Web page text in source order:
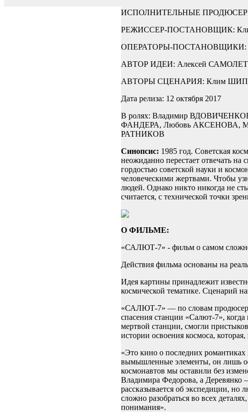
ИСПОЛНИТЕЛЬНЫЕ
РЕЖИССЕР-ПОСТАНОВЩИК:
ОПЕРАТОРЫ-ПОСТАНОВЩИКИ:
АВТОР ИДЕИ: Алексей
АВТОРЫ СЦЕНАРИЯ: Клим
Дата релиза: 12 октября 2017
В ролях: Владимир
ФАНДЕРА, Любовь АКСЕНОВА,
РАТНИКОВ
Синопсис: 1985 год. Советская
неожиданно перестает отвечать
гордостью советской науки и
человеческими жертвами. Чтобы
людей. Однако никто никогда не
считается, с технической точки
О ФИЛЬМЕ:
«САЛЮТ-7» - фильм о самом
Действия фильма основаны на
Идея картины принадлежит
космической тематике.
«САЛЮТ-7» — по словам
спасения станции «Салют-7»,
мертвой станции, смогли
истории освоения космоса,
«Это кино о последних
вымышленные элементы, он лишь
космонавтов мы оставили без
Владимира Федорова, а Деревянко
рассказывается об экспедиции, но
сложно разобраться во всех
понимания».